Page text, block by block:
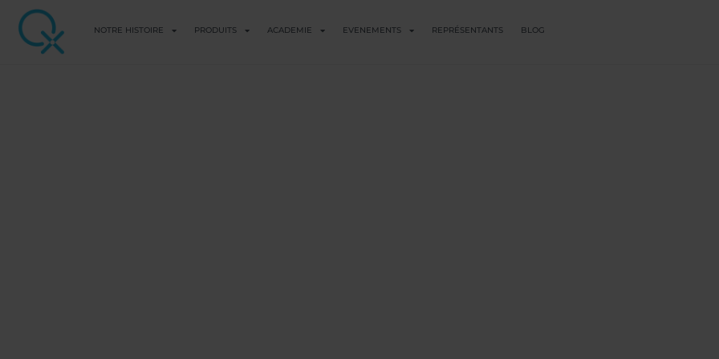
NOTRE HISTOIRE PRODUITS ACADEMIE EVENEMENTS REPRÉSENTANTS BLOG